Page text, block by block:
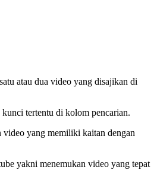
atau dua video yang disajikan di
tertentu di kolom pencarian.
video yang memiliki kaitan dengan
yakni menemukan video yang tepat